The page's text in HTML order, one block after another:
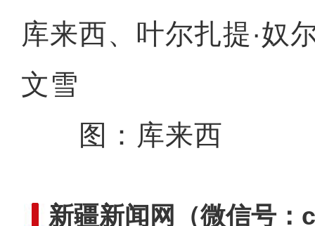
库来西、叶尔扎提·奴
文雪
图：库来西
新疆新闻网 （微信号